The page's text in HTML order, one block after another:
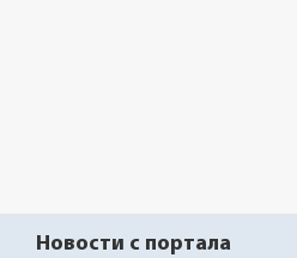
Новости с портала